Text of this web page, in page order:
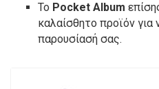
Το Pocket Album
καλαίσθητο προϊόν
παρουσίασή σας.